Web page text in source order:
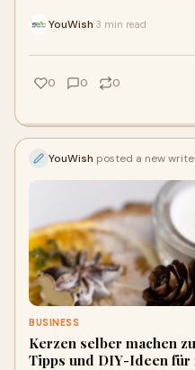
Gebrauch oder als
YouWish 3 min read
0 0 0
YouWish posted a new
BUSINESS
Kerzen selber machen
Tipps und DIY-Ideen